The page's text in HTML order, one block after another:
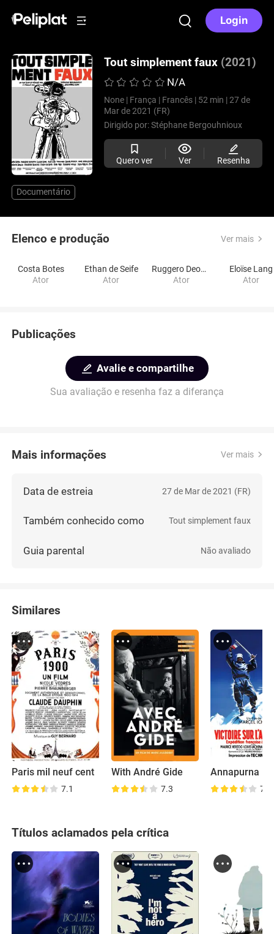
Login
Tout simplement faux (2021)
N/A
None | França | Francês | 52 min | 27 de
Mar de 2021 (FR)
Dirigido por:Stéphane Bergouhnioux
Quero ver Ver Resenha
Documentário
Elenco e produção Ver mais
Costa Botes
Ator
Ethan de Seife
Ator
Ruggero Deodato
Ator
Eloïse Lang
Ator
Publicações
Avalie e compartilhe
Sua avaliação e resenha faz a diferança
Mais informações Ver mais
Data de estreia 27 de Mar de 2021 (FR)
Também conhecido como Tout simplement faux
Guia parental Não avaliado
Similares
Paris mil neuf cent
7.1
With André Gide
7.3
Annapurna
7.3
Títulos aclamados pela crítica